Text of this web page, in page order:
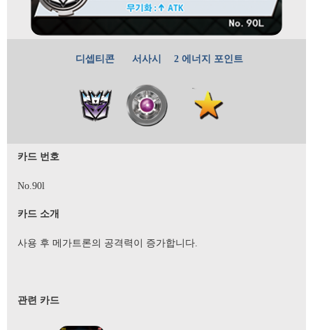
디셉티콘 서사시 2 에너지 포인트
카드 번호
No.90l
카드 소개
사용 후 메가트론의 공격력이 증가합니다.
관련 카드